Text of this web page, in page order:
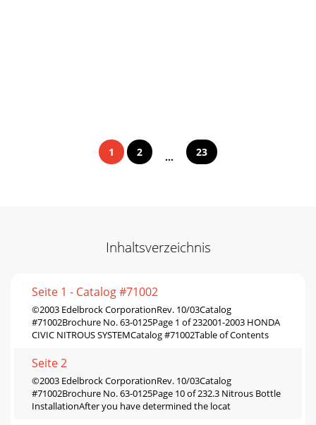
1 2 ... 23
Inhaltsverzeichnis
Seite 1 - Catalog #71002
©2003 Edelbrock CorporationRev. 10/03Catalog
#71002Brochure No. 63-0125Page 1 of 232001-2003 HONDA
CIVIC NITROUS SYSTEMCatalog #71002Table of Contents
Seite 2
©2003 Edelbrock CorporationRev. 10/03Catalog
#71002Brochure No. 63-0125Page 10 of 232.3 Nitrous Bottle
InstallationAfter you have determined the locat